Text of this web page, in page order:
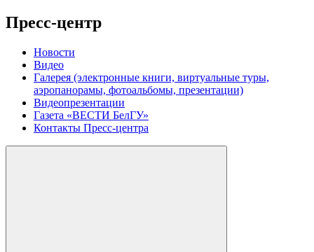
Пресс-центр
Новости
Видео
Галерея (электронные книги, виртуальные туры,
аэропанорамы, фотоальбомы, презентации)
Видеопрезентации
Газета «ВЕСТИ БелГУ»
Контакты Пресс-центра